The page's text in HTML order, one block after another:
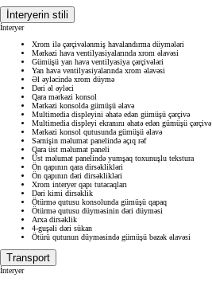
İnteryerin stili
İnteryer
Xrom ilə çərçivələnmiş havalandırma düymələri
Mərkəzi hava ventilyasiyalarında xrom əlavəsi
Gümüşü yan hava ventilyasiya çərçivələri
Yan hava ventilyasiyalarında xrom əlavəsi
Əl əyləcində xrom düymə
Dəri əl əyləci
Qara mərkəzi konsol
Mərkəzi konsolda gümüşü əlavə
Multimedia displeyini əhatə edən gümüşü çərçivə
Multimedia displeyi ekranını əhatə edən gümüşü çərçivə
Mərkəzi konsol qutusunda gümüşü əlavə
Sərnişin məlumat panelində açıq rəf
Qara üst məlumat paneli
Üst məlumat panelində yumşaq toxunuşlu tekstura
Ön qapının qara dirsəklikləri
Ön qapının dəri dirsəklikləri
Xrom interyer qapı tutacaqları
Dəri kimi dirsəklik
Ötürmə qutusu konsolunda gümüşü qapaq
Ötürmə qutusu düyməsinin dəri düyməsi
Arxa dirsəklik
4-guşəli dəri sükan
Ötürü qutunun düyməsində gümüşü bəzək əlavəsi
Transport
İnteryer